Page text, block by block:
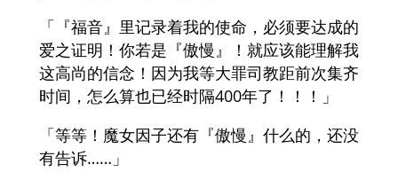
「『福音』里记录着我的使命，必须要达成的
爱之证明！你若是『傲慢』！就应该能理解我
这高尚的信念！因为我等大罪司教距前次集齐
时间，怎么算也已经时隔400年了！！！」
「等等！魔女因子还有『傲慢』什么的，还没
有告诉……」